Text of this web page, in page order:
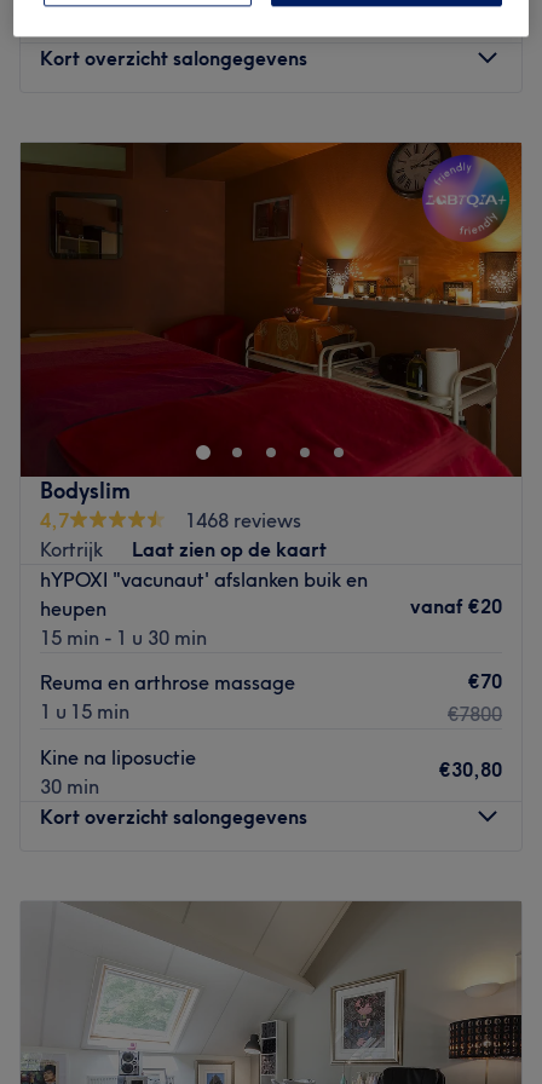
€20
Kort overzicht salongegevens
Dinsdag
10:00–17:30
09:00–17:30
Donderdag
–17:30
Vrijdag
18:00
10:00–
16:30
Gesloten
GS Studio est un salon de coiffure convivial et à l'écoute
de ses clients ! C'est l'endroit idéal pour se faire coiffer
dans une ambiance bon enfant et détendue. Joseph, un
véritable passionné du monde de la coiffure, ainsi que
son équipe jeune et dynamique vous accueillent dans un
espace à la décoration moderne et chaleureuse.
Spécialisé en colorimétrie, Joseph fera de votre chevelure
votre atout beauté. Côté coupe, son équipe vous assure
un résultat à la hauteur de vos espérances !
Bodyslim
4,7
1468 reviews
Kortrijk
Laat zien op de kaart
hYPOXI "vacunaut' afslanken buik en
heupen
15 min - 1 u 30 min
vanaf €20
Reuma en arthrose massage
1 u 15 min
€70
€7800
Kine na liposuctie
30 min
€30,80
Kort overzicht salongegevens
Dinsdag
Woensdag
Donderdag
14:00
Vrijdag
14:00
Zaterdag
09:00
17:00
Zondag
10:00 20:30